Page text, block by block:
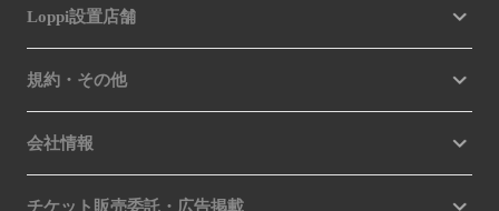
Loppi設置店舗
規約・その他
会社情報
チケット販売委託・広告掲載